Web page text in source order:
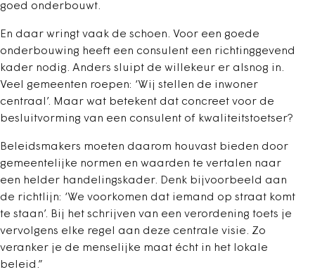
goed onderbouwt.
En daar wringt vaak de schoen. Voor een goede
onderbouwing heeft een consulent een richtinggevend
kader nodig. Anders sluipt de willekeur er alsnog in.
Veel gemeenten roepen: ‘Wij stellen de inwoner
centraal’. Maar wat betekent dat concreet voor de
besluitvorming van een consulent of kwaliteitstoetser?
Beleidsmakers moeten daarom houvast bieden door
gemeentelijke normen en waarden te vertalen naar
een helder handelingskader. Denk bijvoorbeeld aan
de richtlijn: ‘We voorkomen dat iemand op straat komt
te staan’. Bij het schrijven van een verordening toets je
vervolgens elke regel aan deze centrale visie. Zo
veranker je de menselijke maat écht in het lokale
beleid.”